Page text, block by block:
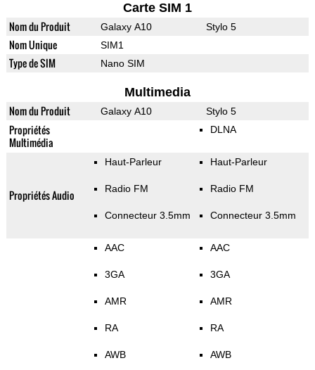
Carte SIM 1
Nom du Produit Galaxy A10 Stylo 5
Nom Unique SIM1
Type de SIM Nano SIM
Multimedia
Nom du Produit Galaxy A10 Stylo 5
Propriétés
Multimédia
DLNA
Propriétés Audio
Haut-Parleur
Radio FM
Connecteur 3.5mm
Haut-Parleur
Radio FM
Connecteur 3.5mm
AAC
3GA
AMR
RA
AWB
AAC
3GA
AMR
RA
AWB